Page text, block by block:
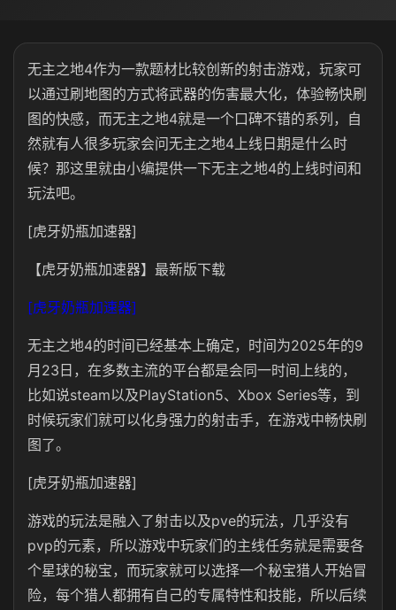
无主之地4作为一款题材比较创新的射击游戏，玩家可
以通过刷地图的方式将武器的伤害最大化，体验畅快刷
图的快感，而无主之地4就是一个口碑不错的系列，自
然就有人很多玩家会问无主之地4上线日期是什么时
候？那这里就由小编提供一下无主之地4的上线时间和
玩法吧。
[虎牙奶瓶加速器]
【虎牙奶瓶加速器】最新版下载
[虎牙奶瓶加速器]
无主之地4的时间已经基本上确定，时间为2025年的9
月23日，在多数主流的平台都是会同一时间上线的，
比如说steam以及PlayStation5、Xbox Series等，到
时候玩家们就可以化身强力的射击手，在游戏中畅快刷
图了。
[虎牙奶瓶加速器]
游戏的玩法是融入了射击以及pve的玩法，几乎没有
pvp的元素，所以游戏中玩家们的主线任务就是需要各
个星球的秘宝，而玩家就可以选择一个秘宝猎人开始冒
险，每个猎人都拥有自己的专属特性和技能，所以后续